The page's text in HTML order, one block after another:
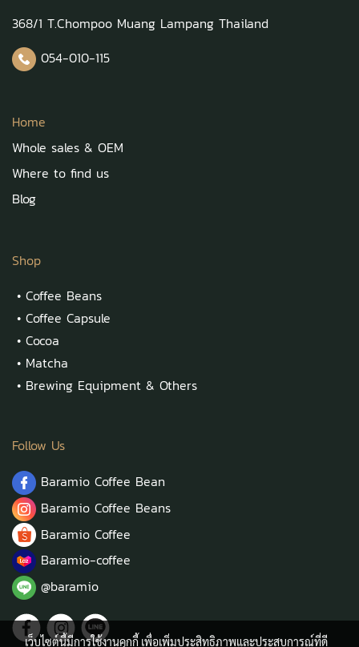
368/1 T.Chompoo Muang Lampang Thailand
054-010-115
Home
Whole sales & OEM
Where to find us
Blog
Shop
• Coffee Beans
• Coffee Capsule
• Cocoa
• Matcha
• Brewing Equipment & Others
Follow Us
Baramio Coffee Bean
Baramio Coffee Beans
Baramio Coffee
Baramio-coffee
@baramio
เว็บไซต์นี้มีการใช้งานคุกกี้ เพื่อเพิ่มประสิทธิภาพและประสบการณ์ที่ดี